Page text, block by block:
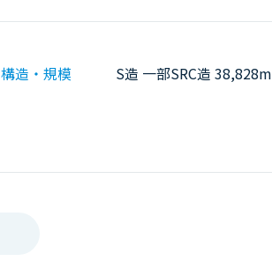
構造・規模 S造 一部SRC造 38,828m